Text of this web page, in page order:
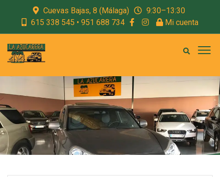
Cuevas Bajas, 8 (Málaga)
9:30–13:30
615 338 545 • 951 688 734
Mi cuenta